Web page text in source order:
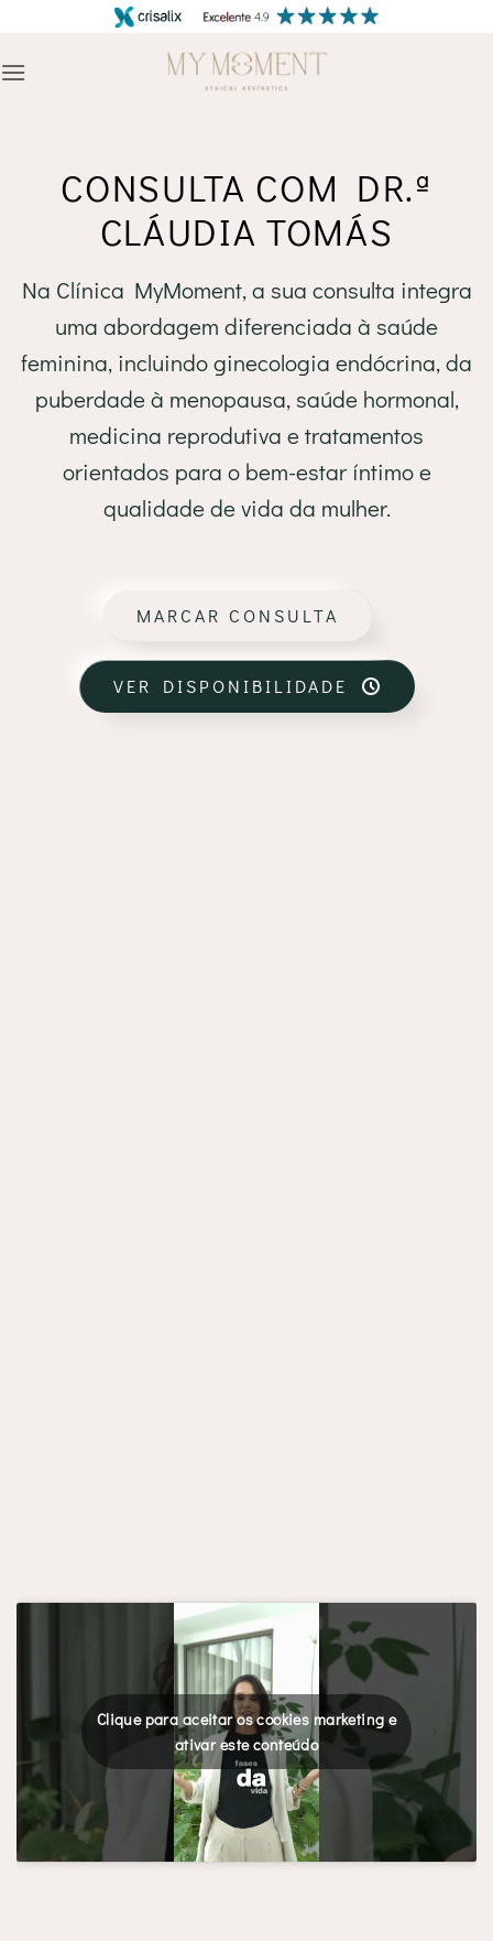
content
CONSULTA COM DR.ª
CLÁUDIA TOMÁS
Na Clínica MyMoment, a sua consulta integra
uma abordagem diferenciada à saúde
feminina, incluindo ginecologia endócrina, da
puberdade à menopausa, saúde hormonal,
medicina reprodutiva e tratamentos
orientados para o bem-estar íntimo e
qualidade de vida da mulher.
MARCAR CONSULTA
VER DISPONIBILIDADE
Clique para aceitar os cookies marketing e
ativar este conteúdo